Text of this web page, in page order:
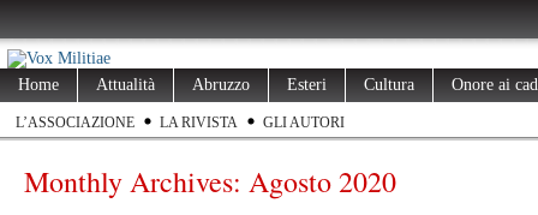
Home Attualità Abruzzo Esteri Cultura Onore ai
L’ASSOCIAZIONE LA RIVISTA GLI AUTORI
Monthly Archives: Agosto 2020